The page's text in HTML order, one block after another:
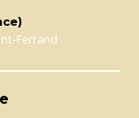
Ferrand